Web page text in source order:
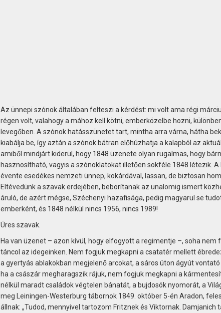
Az ünnepi szónok általában felteszi a kérdést: mi volt ama régi
régen volt, valahogy a mához kell kötni, emberközelbe hozni,
levegőben. A szónok hatásszünetet tart, mintha arra várna, hátha
kiabálja be, így aztán a szónok bátran előhúzhatja a kalapból az
amiből mindjárt kiderül, hogy 1848 üzenete olyan rugalmas, hogy
hasznosítható, vagyis a szónoklatokat illetően sokféle 1848 létezik.
évente esedékes nemzeti ünnep, kokárdával, lassan, de biztosan
Eltévedünk a szavak erdejében, beborítanak az unalomig ismert
áruló, de azért mégse, Széchenyi hazafisága, pedig magyarul se
emberként, és 1848 nélkül nincs 1956, nincs 1989!
Üres szavak.
Ha van üzenet – azon kívül, hogy elfogyott a regimentje –, soha nem
táncol az idegeinken. Nem fogjuk megkapni a csatatér mellett
a gyertyás ablakokban megjelenő arcokat, a sáros úton ágyút
ha a császár megharagszik rájuk, nem fogjuk megkapni a
nélkül maradt családok végtelen bánatát, a bujdosók nyomorát, a
meg Leiningen-Westerburg tábornok 1849. október 5-én Aradon,
állnak: „Tudod, mennyivel tartozom Fritznek és Viktornak.